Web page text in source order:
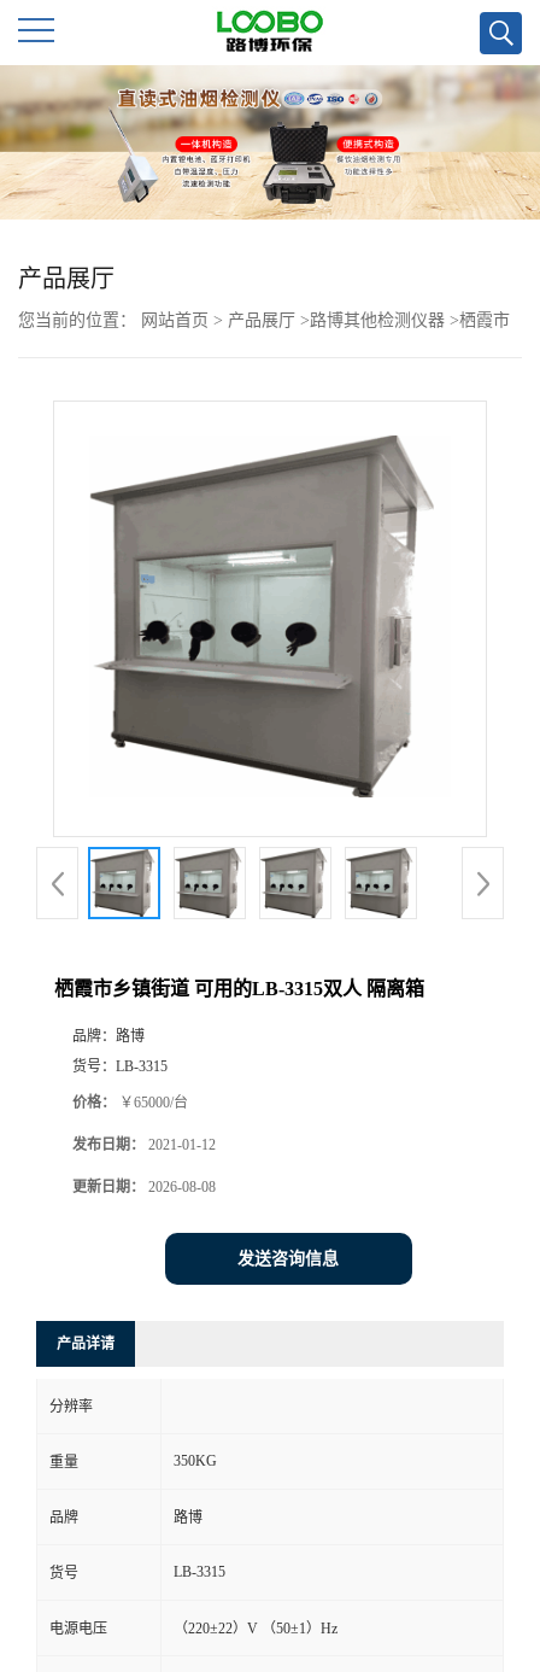
公
司
首
页
公
品
厅
系
产品展厅
您当前的位置： 网站首页 > 产品展厅 >路博其他检测仪器 >栖霞市
栖霞市乡镇街道 可用的LB-3315双人 隔离箱
品牌： 路博
货号： LB-3315
价格： ￥65000/台
发布日期： 2021-01-12
更新日期： 2026-08-08
发送咨询信息
产品详请
分辨率
重量 350KG
品牌 路博
货号 LB-3315
电源电压 （220±22）V （50±1）Hz